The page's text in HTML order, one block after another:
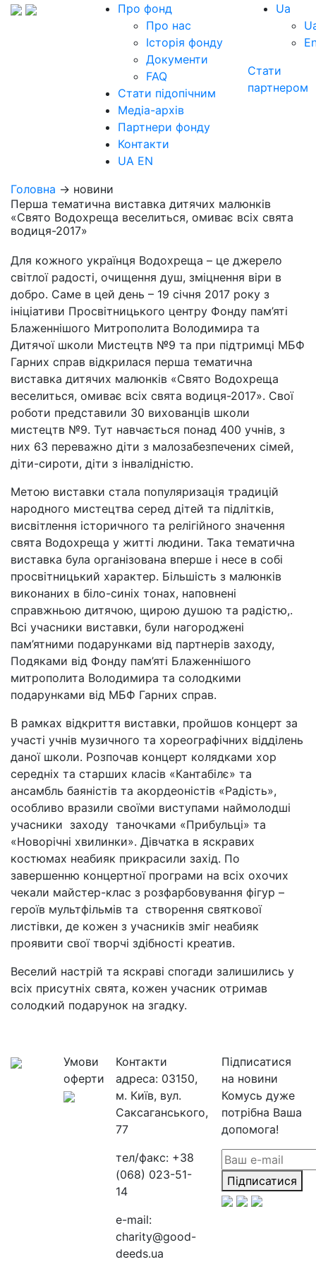
Про фонд
Про нас
Історія фонду
Документи
FAQ
Стати підопічним
Медіа-архів
Партнери фонду
Контакти
UA EN
Ua
Стати
партнером
Головна → новини
Перша тематична виставка дитячих малюнків
«Свято Водохреща веселиться, омиває всіх свята
водиця-2017»
Для кожного українця Водохреща – це джерело
світлої радості, очищення душ, зміцнення віри в
добро. Саме в цей день – 19 січня 2017 року з
ініціативи Просвітницького центру Фонду пам’яті
Блаженнішого Митрополита Володимира та
Дитячої школи Мистецтв №9 та при підтримці МБФ
Гарних справ відкрилася перша тематична
виставка дитячих малюнків «Свято Водохреща
веселиться, омиває всіх свята водиця-2017». Свої
роботи представили 30 вихованців школи
мистецтв №9. Тут навчається понад 400 учнів, з
них 63 переважно діти з малозабезпечених сімей,
діти-сироти, діти з інвалідністю.
Метою виставки стала популяризація традицій
народного мистецтва серед дітей та підлітків,
висвітлення історичного та релігійного значення
свята Водохреща у житті людини. Така тематична
виставка була організована вперше і несе в собі
просвітницький характер. Більшість з малюнків
виконаних в біло-синіх тонах, наповнені
справжньою дитячою, щирою душою та радістю,.
Всі учасники виставки, були нагороджені
пам’ятними подарунками від партнерів заходу,
Подяками від Фонду пам’яті Блаженнішого
митрополита Володимира та солодкими
подарунками від МБФ Гарних справ.
В рамках відкриття виставки, пройшов концерт за
участі учнів музичного та хореографічних відділень
даної школи. Розпочав концерт колядками хор
середніх та старших класів «Кантабілє» та
ансамбль баяністів та акордеоністів «Радість»,
особливо вразили своїми виступами наймолодші
учасники заходу таночками «Прибульці» та
«Новорічні хвилинки». Дівчатка в яскравих
костюмах неабияк прикрасили захід. По
завершенню концертної програми на всіх охочих
чекали майстер-клас з розфарбовування фігур –
героїв мультфільмів та створення святкової
листівки, де кожен з учасників зміг неабияк
проявити свої творчі здібності креатив.
Веселий настрій та яскраві спогади залишились у
всіх присутніх свята, кожен учасник отримав
солодкий подарунок на згадку.
Умови
оферти
Контакти
адреса: 03150,
м. Київ, вул.
Саксаганського,
77
тел/факс: +38
(068) 023-51-
14
e-mail:
charity@good-
deeds.ua
Підписатися
на новини
Комусь дуже
потрібна Ваша
допомога!
Підписатися